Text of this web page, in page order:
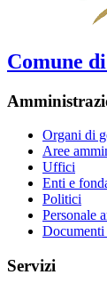
Comune
Organi di
Aree
Uffici
Enti e
Politici
Personale
Documenti
Servizi